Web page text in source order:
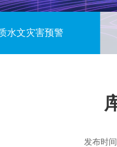
水文灾害预警
发布时